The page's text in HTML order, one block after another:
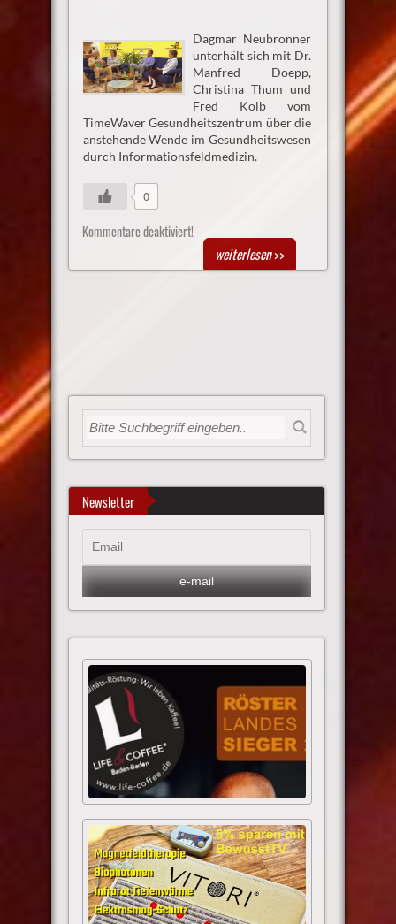
Dagmar Neubronner
unterhält sich mit Dr.
Manfred Doepp,
Christina Thum und
Fred Kolb vom
TimeWaver Gesundheitszentrum über die
anstehende Wende im Gesundheitswesen
durch Informationsfeldmedizin.
0
Kommentare deaktiviert!
weiterlesen>>
Newsletter